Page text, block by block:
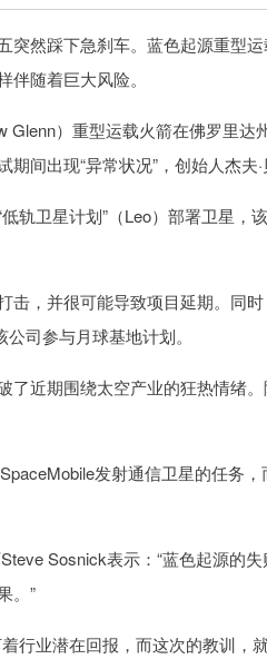
然踩下急刹车。蓝色起源重型运
随着巨大风险。
）重型运载火箭在佛罗里达
间出现“异常状况”，创始人杰夫·
卫星计划”（Leo）部署卫星，
，并很可能导致项目延期。同时
司参与月球基地计划。
近期围绕太空产业的狂热情绪。
发射通信卫星的任务，
Sosnick表示：“蓝色起源的失
。”
业潜在回报，而这次的教训，